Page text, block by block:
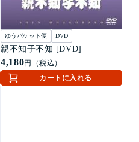
ゆうパケット便 DVD
親不知子不知 [DVD]
4,180円（税込）
カートに入れる